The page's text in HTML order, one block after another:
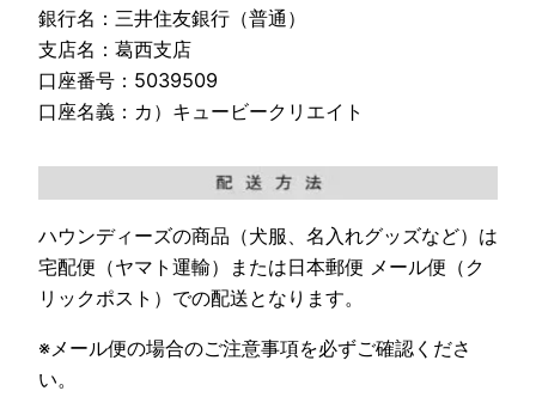
銀行名：三井住友銀行（普通）
支店名：葛西支店
口座番号：5039509
口座名義：カ）キュービークリエイト
ハウンディーズの商品（犬服、名入れグッズなど）は
宅配便（ヤマト運輸）または日本郵便 メール便（ク
リックポスト）での配送となります。
※メール便の場合のご注意事項を必ずご確認くださ
い。